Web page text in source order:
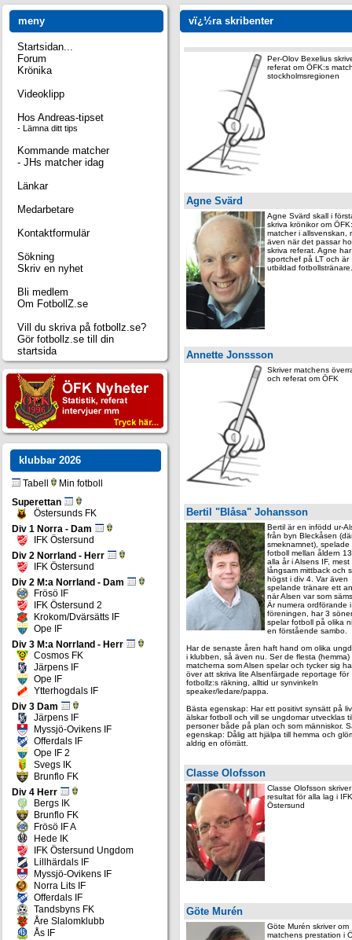
meny
Startsidan...
Forum
Krönika
Videoklipp
Hos Andreas-tipset
- Lämna ditt tips
Kommande matcher
- JHs matcher idag
Länkar
Medarbetare
Kontaktformulär
Sökning
Skriv en nyhet
Bli medlem
Om FotbollZ.se
Vill du skriva på fotbollz.se?
Gör fotbollz.se till din
startsida
klubbar 2026
Tabell
Min fotboll
Superettan
Östersunds FK
Div 1 Norra - Dam
IFK Östersund
Div 2 Norrland - Herr
IFK Östersund
Div 2 M:a Norrland - Dam
Frösö IF
IFK Östersund 2
Krokom/Dvärsätts IF
Ope IF
Div 3 M:a Norrland - Herr
Cosmos FK
Järpens IF
Ope IF
Ytterhogdals IF
Div 3 Dam
Järpens IF
Myssjö-Ovikens IF
Offerdals IF
Ope IF 2
Svegs IK
Brunflo FK
Div 4 Herr
Bergs IK
Brunflo FK
Frösö IF A
Hede IK
IFK Östersund Ungdom
Lillhärdals IF
Myssjö-Ovikens IF
Norra Lits IF
Offerdals IF
Tandsbyns FK
Åre Slalomklubb
Ås IF
vï¿½ra skribenter
Per-Olov Bexelius
referat om ÖFK:s
stockholmsregionen
Agne Svärd
Agne Svärd skall i
skriva krönikor om
matcher i allsvenskan,
även när det passar
skriva referat. Agne
sportchef på LT och är
utbildad fotbollstränare.
Annette Jonssson
Skriver matchens
och referat om ÖFK
Bertil "Blåsa" Johansson
Bertil är en infödd ur-
från byn Bleckåsen
smeknamnet), spelade
fotboll mellan åldern
alla år i Alsens IF, mest
långsam mittback och
högst i div 4. Var även
spelande tränare ett
när Alsen var som
Är numera ordförande i
föreningen, har 3
spelar fotboll på olika
en förstående sambo.
Har de senaste åren haft hand om olika
i klubben, så även nu. Ser de flesta (hemma)
matcherna som Alsen spelar och tycker sig
över att skriva lite Alsenfärgade reportage för
fotbollz:s räkning, alltid ur synvinkeln
speaker/ledare/pappa.
Bästa egenskap: Har ett positivt synsätt på
älskar fotboll och vill se ungdomar utvecklas
personer både på plan och som människor.
egenskap: Dålig att hjälpa till hemma och
aldrig en oförrätt.
Classe Olofsson
Classe Olofsson
resultat för alla lag i IFK
Östersund
Göte Murén
Göte Murén skriver om
matchens prestation i